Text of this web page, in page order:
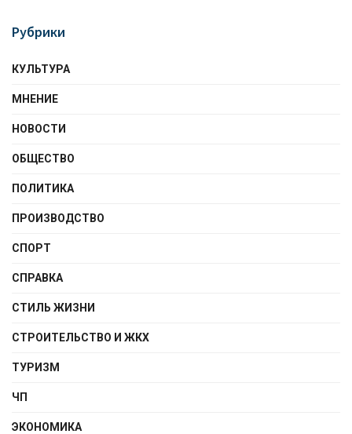
Рубрики
КУЛЬТУРА
МНЕНИЕ
НОВОСТИ
ОБЩЕСТВО
ПОЛИТИКА
ПРОИЗВОДСТВО
СПОРТ
СПРАВКА
СТИЛЬ ЖИЗНИ
СТРОИТЕЛЬСТВО И ЖКХ
ТУРИЗМ
ЧП
ЭКОНОМИКА